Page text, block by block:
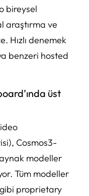
bireysel
araştırma ve
Hızlı denemek
benzeri hosted
üst
Cosmos3-
modeller
Tüm modeller
proprietary